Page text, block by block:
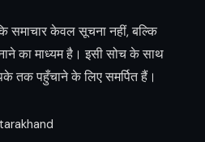
समाचार केवल सूचना नहीं, बल्कि
का माध्यम है। इसी सोच के साथ
तक पहुँचाने के लिए समर्पित हैं।